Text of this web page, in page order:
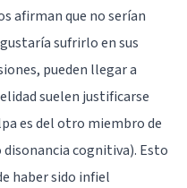
afirman que no serían
sufrirlo en sus
pueden llegar a
suelen justificarse
es del otro miembro de
disonancia cognitiva). Esto
haber sido infiel